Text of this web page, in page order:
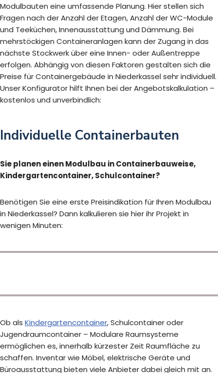
Modulbauten eine umfassende Planung. Hier stellen sich
Fragen nach der Anzahl der Etagen, Anzahl der WC-Module
und Teeküchen, Innenausstattung und Dämmung. Bei
mehrstöckigen Containeranlagen kann der Zugang in das
nächste Stockwerk über eine Innen- oder Außentreppe
erfolgen. Abhängig von diesen Faktoren gestalten sich die
Preise für Containergebäude in Niederkassel sehr individuell.
Unser Konfigurator hilft Ihnen bei der Angebotskalkulation –
kostenlos und unverbindlich:
Individuelle Containerbauten
Sie planen einen Modulbau in Containerbauweise,
Kindergartencontainer, Schulcontainer?
Benötigen Sie eine erste Preisindikation für Ihren Modulbau
in Niederkassel? Dann kalkulieren sie hier ihr Projekt in
wenigen Minuten:
Ob als Kindergartencontainer, Schulcontainer oder
Jugendraumcontainer – Modulare Raumsysteme
ermöglichen es, innerhalb kürzester Zeit Raumfläche zu
schaffen. Inventar wie Möbel, elektrische Geräte und
Büroausstattung bieten viele Anbieter dabei gleich mit an.